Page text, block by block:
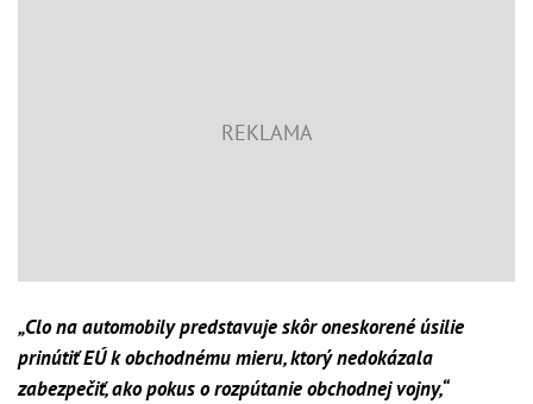
„Clo na automobily predstavuje skôr oneskorené úsilie
prinútiť EÚ k obchodnému mieru, ktorý nedokázala
zabezpečiť, ako pokus o rozpútanie obchodnej vojny,“